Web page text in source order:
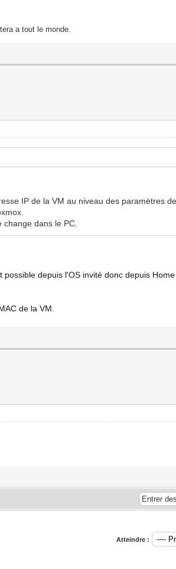
a tout le monde.
IP de la VM au niveau des paramètres de
dans le PC.
possible depuis l'OS invité donc depuis
de la VM.
Atteindre :